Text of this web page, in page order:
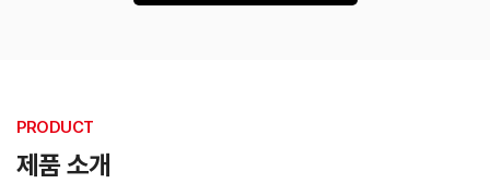
PRODUCT
제품 소개